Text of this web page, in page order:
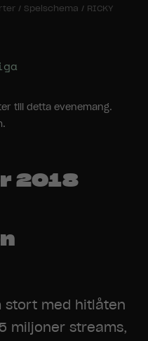
/ Spelschema / RICKY
till detta evenemang.
2018
stort med hitlåten
miljoner streams,